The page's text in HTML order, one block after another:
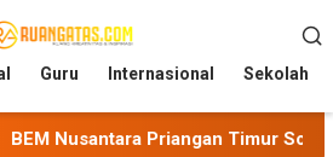
Guru Internasional Sekolah
Timur Soroti Efektivitas